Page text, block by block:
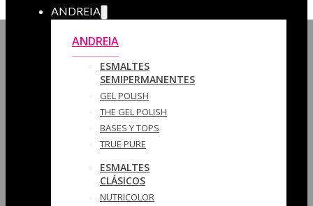
ANDREIA
ANDREIA
ESMALTES
SEMIPERMANENTES
GEL POLISH
THE GEL POLISH
BASES Y‎ TOPS
TRUE PURE
ESMALTES
CLÁSICOS
NUTRICOLOR